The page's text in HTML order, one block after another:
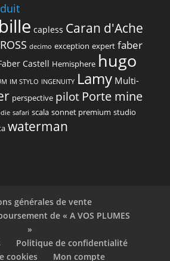
bille capless Caran d'Ache
decimo exception expert faber
Castell Hemisphere hugo
IM STYLO INGENUITY Lamy Multi-
perspective pilot Porte mine
safari scala sonnet premium studio
waterman
générales de vente
de « A VOS PLUMES
»
Politique de confidentialité
cookies
Mon compte